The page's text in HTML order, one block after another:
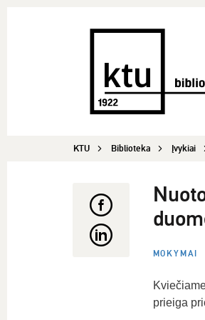
KTU Biblioteka Įvykiai
MOKYMAI
prieiga